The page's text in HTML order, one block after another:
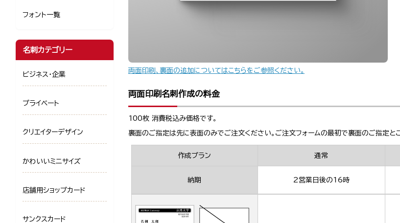
両面印刷、裏面の追加についてはこちらをご参照ください。
両面印刷名刺作成の料金
100枚 消費税込み価格です。
裏面のご指定は先に表面のみでご注文ください。ご注文フォームの最初で裏面のご指定と
作成プラン 通常
納期 2営業日後の16時
フォント一覧
名刺カテゴリー
ビジネス・企業
プライベート
クリエイターデザイン
かわいいミニサイズ
店舗用ショップカード
サンクスカード